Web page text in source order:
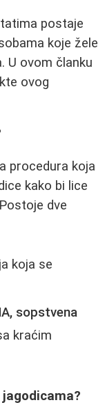
postaje
koje žele
U ovom članku
ovog
procedura koja
kako bi lice
dve
koja se
sopstvena
kraćim